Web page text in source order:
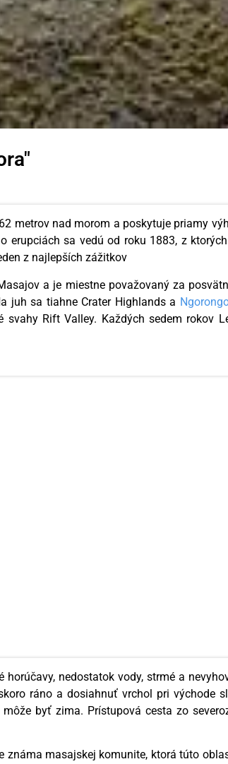
metrov nad morom a poskytuje priamy
erupciách sa vedú od roku 1883, z
z najlepších zážitkov
a je miestne považovaný za
juh sa tiahne Crater Highlands a
Rift Valley. Každých sedem rokov
nedostatok vody, strmé a
ráno a dosiahnuť vrchol pri východe
byť zima. Prístupová cesta zo
známa masajskej komunite, ktorá túto